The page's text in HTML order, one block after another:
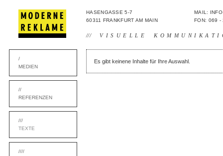
HASENGASSE 5-7
60311 FRANKFURT AM MAIN
MAIL:
FON: 069 -
/// VISUELLE
/
MEDIEN
//
REFERENZEN
///
TEXTE
////
Es gibt keinene Inhalte für Ihre Auswahl.